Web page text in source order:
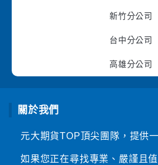
新竹分公司
台中分公司
高雄分公司
關於我們
元大期貨TOP頂尖團隊，提供
如果您正在尋找專業、嚴謹且